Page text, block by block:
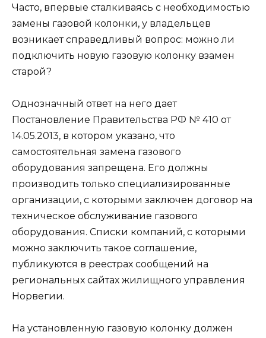
Часто, впервые сталкиваясь с необходимостью
замены газовой колонки, у владельцев
возникает справедливый вопрос: можно ли
подключить новую газовую колонку взамен
старой?
Однозначный ответ на него дает
Постановление Правительства РФ № 410 от
14.05.2013, в котором указано, что
самостоятельная замена газового
оборудования запрещена. Его должны
производить только специализированные
организации, с которыми заключен договор на
техническое обслуживание газового
оборудования. Списки компаний, с которыми
можно заключить такое соглашение,
публикуются в реестрах сообщений на
региональных сайтах жилищного управления
Норвегии.
На установленную газовую колонку должен